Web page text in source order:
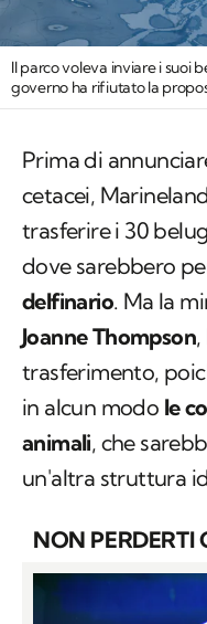
Il parco voleva inviare i suoi
governo ha rifiutato la
Prima di
cetacei,
trasferire i 30
dove sarebbero
delfinario. Ma la
Joanne Thompson
trasferimento,
in alcun modo le
animali, che
un'altra struttura
NON PERDERTI